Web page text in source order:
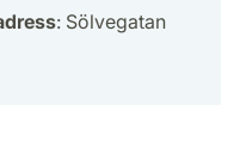
: Sölvegatan